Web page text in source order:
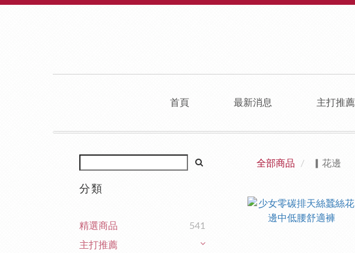
首頁 最新消息 主打推薦
分類
精選商品
541
主打推薦
全部商品 ▎花邊